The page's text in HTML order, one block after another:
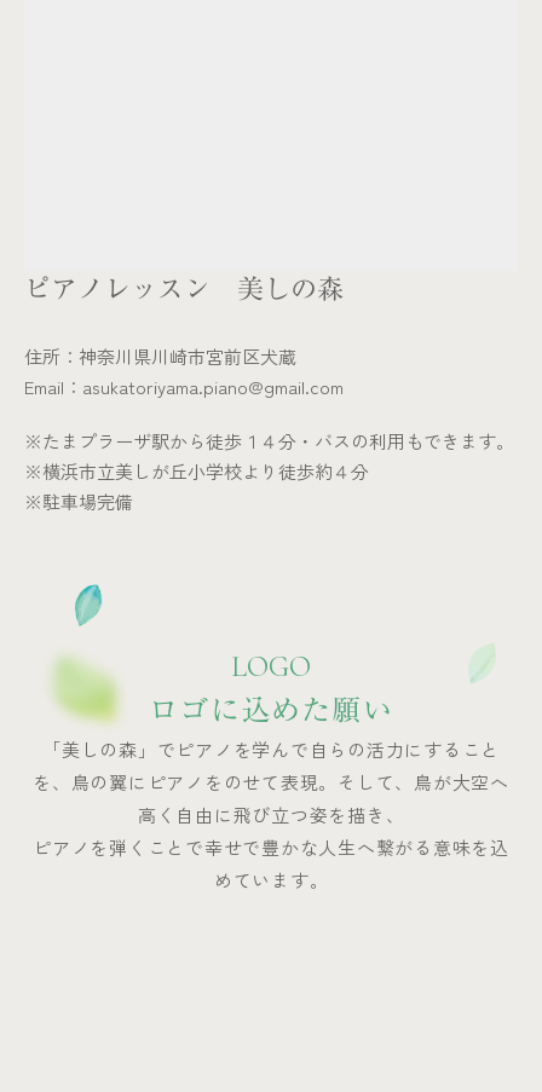
ピアノレッスン 美しの森
住所：神奈川県川崎市宮前区犬蔵
Email：asukatoriyama.piano@gmail.com
※​たまプラーザ駅から徒歩１４分・バスの利用もできます。​
​※横浜市立美しが丘小学校より徒歩約４分
※駐車場完備
LOGO
ロゴに込めた願い
「美しの森」でピアノを学んで自らの活力にすること
を、鳥の翼にピアノをのせて表現。そして、鳥が大空へ
高く自由に飛び立つ姿を描き、
ピアノを弾くことで幸せで豊かな人生へ繋がる意味を込
めています。